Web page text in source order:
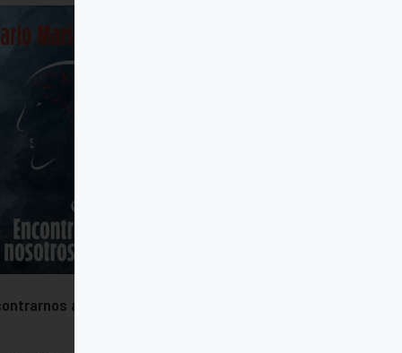
a nosotros mismos